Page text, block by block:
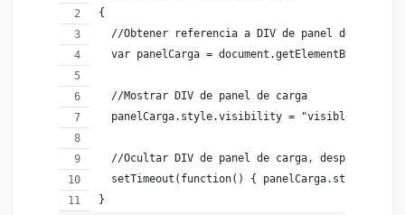
{
  //Obtener referencia a DIV de panel de carga
var panelCarga =
  //Mostrar DIV de panel de carga
  panelCarga.style.visibility = "visible";
//Ocultar DIV de panel de carga, después de 5
setTimeout(function() {
}